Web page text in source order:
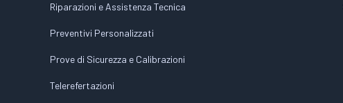
Riparazioni e Assistenza Tecnica
Preventivi Personalizzati
Prove di Sicurezza e Calibrazioni
Telerefertazioni